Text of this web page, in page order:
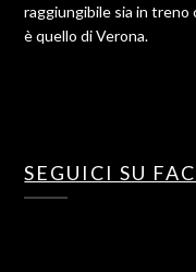
raggiungibile sia in treno
è quello di Verona.
SEGUICI SU